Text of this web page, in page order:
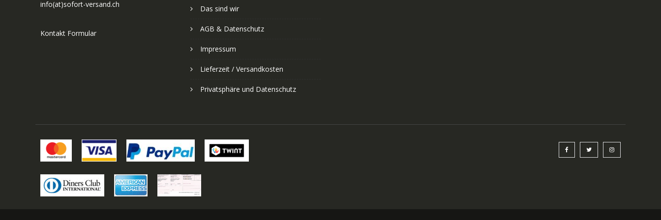
info(at)sofort-versand.ch
Kontakt Formular
Das sind wir
AGB & Datenschutz
Impressum
Lieferzeit / Versandkosten
Privatsphäre und Datenschutz